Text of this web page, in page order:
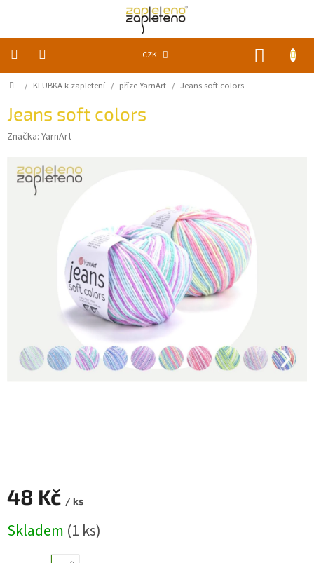
CZK
KLUBKA
slevy
Pomůcky
poukaz
systém
Měna
(CZK)
Domů
/ KLUBKA k zapletení / příze YarnArt / Jeans soft colors
Jeans soft colors
Značka: YarnArt
48 Kč / ks
cena:
Skladem (1 ks)